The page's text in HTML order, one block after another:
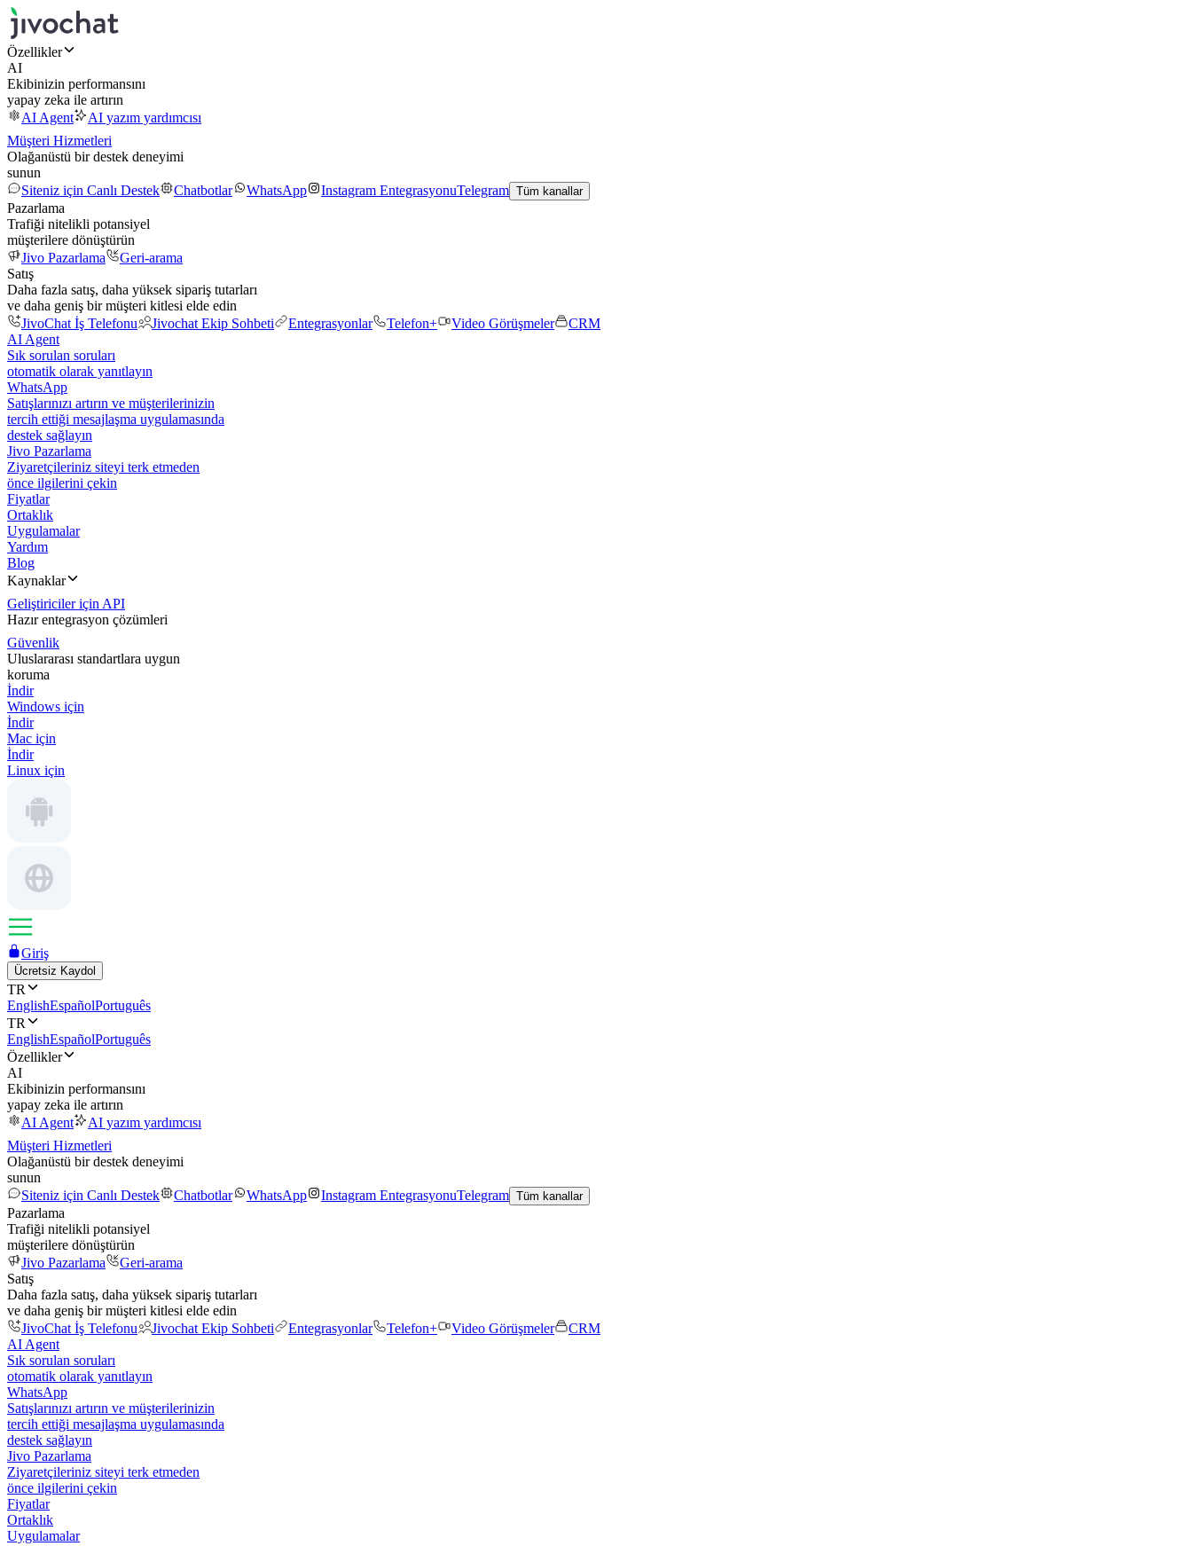
Özellikler
AI
Ekibinizin performansını
yapay zeka ile artırın
AI Agent
AI yazım yardımcısı
Müşteri Hizmetleri
Olağanüstü bir destek deneyimi
sunun
Siteniz için Canlı Destek
Chatbotlar WhatsApp Instagram EntegrasyonuTelegram Tüm kanallar
Pazarlama
Trafiği nitelikli potansiyel
müşterilere dönüştürün
Jivo Pazarlama
Geri-arama
Satış
Daha fazla satış, daha yüksek sipariş tutarları
ve daha geniş bir müşteri kitlesi elde edin
JivoChat İş Telefonu
Jivochat Ekip Sohbeti Entegrasyonlar Telefon+ Video Görüşmeler
CRM
AI Agent
Sık sorulan soruları
otomatik olarak yanıtlayın
WhatsApp
Satışlarınızı artırın ve müşterilerinizin
tercih ettiği mesajlaşma uygulamasında
destek sağlayın
Jivo Pazarlama
Ziyaretçileriniz siteyi terk etmeden
önce ilgilerini çekin
Fiyatlar
Ortaklık
Uygulamalar
Yardım
Blog
Kaynaklar
Geliştiriciler için API
Hazır entegrasyon çözümleri
Güvenlik
Uluslararası standartlara uygun
koruma
İndir
Windows için
İndir
Mac için
İndir
Linux için
Giriş
Ücretsiz Kaydol
TR
EnglishEspañolPortuguês
TR
EnglishEspañolPortuguês
Özellikler
AI
Ekibinizin performansını
yapay zeka ile artırın
AI Agent
AI yazım yardımcısı
Müşteri Hizmetleri
Olağanüstü bir destek deneyimi
sunun
Siteniz için Canlı Destek
Chatbotlar WhatsApp Instagram EntegrasyonuTelegram Tüm kanallar
Pazarlama
Trafiği nitelikli potansiyel
müşterilere dönüştürün
Jivo Pazarlama
Geri-arama
Satış
Daha fazla satış, daha yüksek sipariş tutarları
ve daha geniş bir müşteri kitlesi elde edin
JivoChat İş Telefonu
Jivochat Ekip Sohbeti Entegrasyonlar Telefon+ Video Görüşmeler
CRM
AI Agent
Sık sorulan soruları
otomatik olarak yanıtlayın
WhatsApp
Satışlarınızı artırın ve müşterilerinizin
tercih ettiği mesajlaşma uygulamasında
destek sağlayın
Jivo Pazarlama
Ziyaretçileriniz siteyi terk etmeden
önce ilgilerini çekin
Fiyatlar
Ortaklık
Uygulamalar